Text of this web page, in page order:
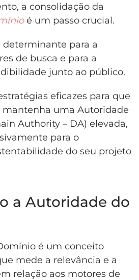
a consolidação da
é um passo crucial.
determinante para a
de busca e para a
junto ao público.
eficazes para que
mantenha uma Autoridade
Authority – DA) elevada,
para o
do seu projeto
a Autoridade do
é um conceito
mede a relevância e a
relação aos motores de